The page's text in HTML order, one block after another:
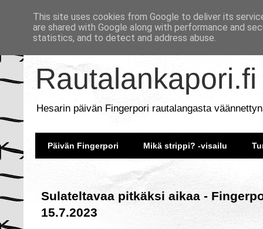
Rautalankapori.fi
Hesarin päivän Fingerpori rautalangasta
Päivän Fingerpori Mikä strippi? -visailu
Sulateltavaa pitkäksi aikaa -
15.7.2023
This site uses cookies from Google to deliver its
are shared with Google along with performance and
statistics, and to detect and address abuse.